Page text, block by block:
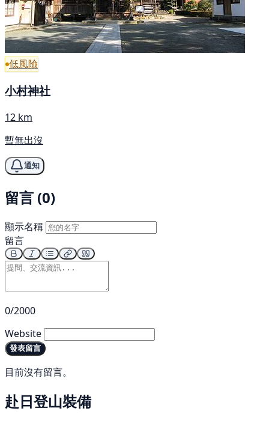
低風險
小村神社
12 km
暫無出沒
通知
留言 (0)
顯示名稱
留言
0/2000
Website
發表留言
目前沒有留言。
赴日登山裝備